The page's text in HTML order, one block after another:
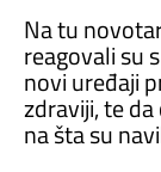
Na tu
reagovali su
novi uređaji
zdraviji, te
na šta su